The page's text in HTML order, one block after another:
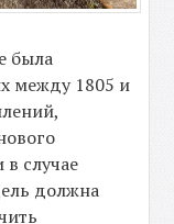
была
между 1805 и
в случае
должна